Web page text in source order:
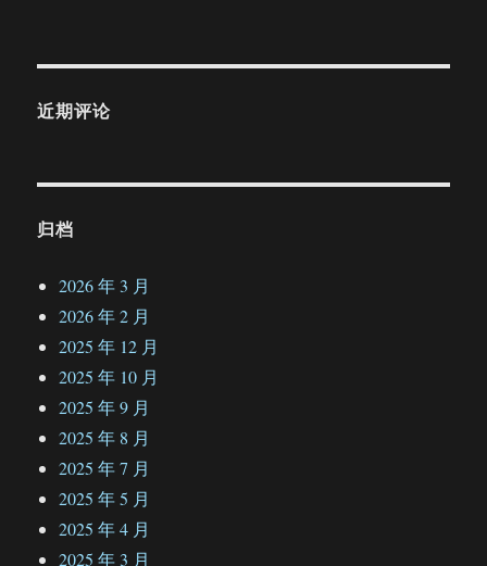
近期评论
归档
2026 年 3 月
2026 年 2 月
2025 年 12 月
2025 年 10 月
2025 年 9 月
2025 年 8 月
2025 年 7 月
2025 年 5 月
2025 年 4 月
2025 年 3 月